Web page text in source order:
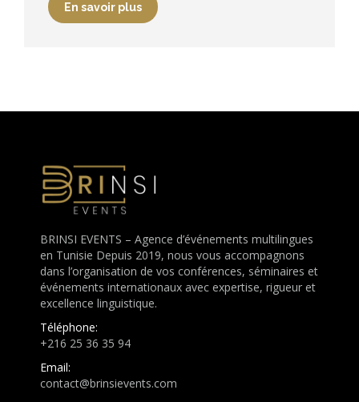
En savoir plus
BRINSI EVENTS – Agence d’événements multilingues
en Tunisie Depuis 2019, nous vous accompagnons
dans l’organisation de vos conférences, séminaires et
événements internationaux avec expertise, rigueur et
excellence linguistique.
Téléphone:
+216 25 36 35 94
Email:
contact@brinsievents.com